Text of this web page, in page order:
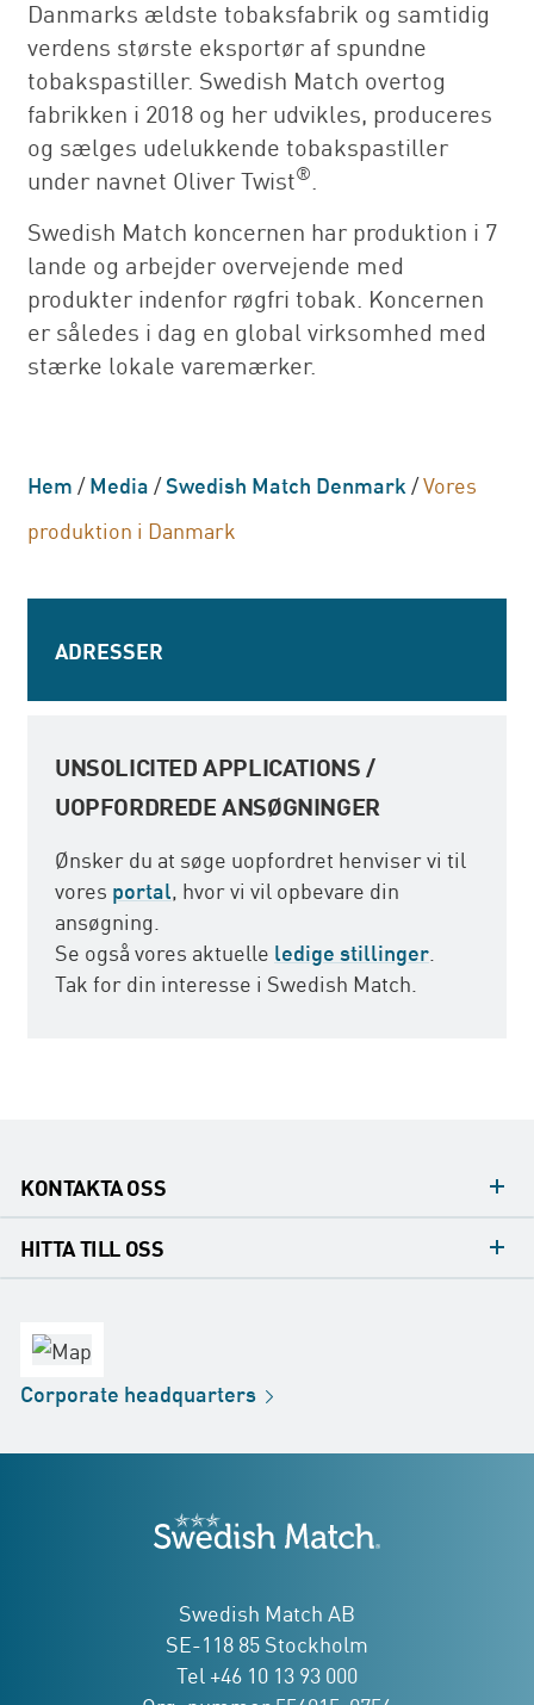
Danmarks ældste tobaksfabrik og samtidig
verdens største eksportør af spundne
tobakspastiller. Swedish Match overtog
fabrikken i 2018 og her udvikles, produceres
og sælges udelukkende tobakspastiller
under navnet Oliver Twist®
Swedish Match koncernen har produktion i 7
lande og arbejder overvejende med
produkter indenfor røgfri tobak. Koncernen
er således i dag en global virksomhed med
stærke lokale varemærker.
Hem/Media/Swedish Match Denmark/Vores
produktion i Danmark
ADRESSER
UNSOLICITED APPLICATIONS /
UOPFORDREDE ANSØGNINGER
Ønsker du at søge uopfordret henviser vi til
vores portal, hvor vi vil opbevare din
ansøgning.
Se også vores aktuelle ledige stillinger
Tak for din interesse i Swedish Match.
KONTAKTA OSS
Konsumentkontakt
HITTA TILL OSS
Försäljningskontor
Distribution
Butik
Corporate headquarters
Swedish Match
Swedish Match AB
SE-118 85 Stockholm
Tel +46 10 13 93 000